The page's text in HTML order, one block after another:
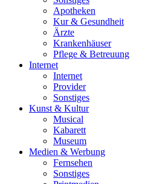
Apotheken
Kur & Gesundheit
Ärzte
Krankenhäuser
Pflege & Betreuung
Internet
Internet
Provider
Sonstiges
Kunst & Kultur
Musical
Kabarett
Museum
Medien & Werbung
Fernsehen
Sonstiges